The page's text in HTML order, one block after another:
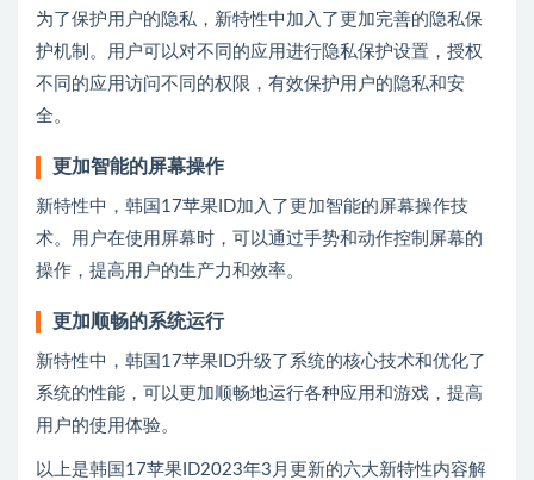
为了保护用户的隐私，新特性中加入了更加完善的隐私保
护机制。用户可以对不同的应用进行隐私保护设置，授权
不同的应用访问不同的权限，有效保护用户的隐私和安
全。
更加智能的屏幕操作
新特性中，韩国17苹果ID加入了更加智能的屏幕操作技
术。用户在使用屏幕时，可以通过手势和动作控制屏幕的
操作，提高用户的生产力和效率。
更加顺畅的系统运行
新特性中，韩国17苹果ID升级了系统的核心技术和优化了
系统的性能，可以更加顺畅地运行各种应用和游戏，提高
用户的使用体验。
以上是韩国17苹果ID2023年3月更新的六大新特性内容解